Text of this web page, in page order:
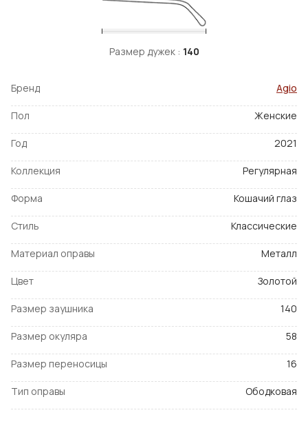
Размер дужек : 140
Бренд Agio
Пол Женские
Год 2021
Коллекция Регулярная
Форма Кошачий глаз
Стиль Классические
Материал оправы Металл
Цвет Золотой
Размер заушника 140
Размер окуляра 58
Размер переносицы 16
Тип оправы Ободковая